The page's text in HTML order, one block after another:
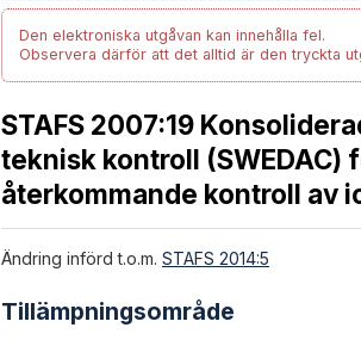
Den elektroniska utgåvan kan innehålla fel.
Observera därför att det alltid är den tryckta
STAFS 2007:19
teknisk kontroll (SWEDAC)
återkommande kontroll av
Ändring införd t.o.m. STAFS 2014:5
Tillämpningsområde